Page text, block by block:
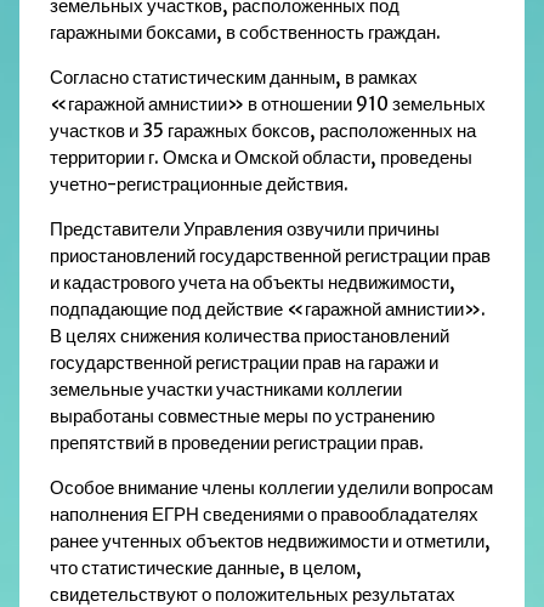
земельных участков, расположенных под
гаражными боксами, в собственность граждан.
Согласно статистическим данным, в рамках
«гаражной амнистии» в отношении 910 земельных
участков и 35 гаражных боксов, расположенных на
территории г. Омска и Омской области, проведены
учетно-регистрационные действия.
Представители Управления озвучили причины
приостановлений государственной регистрации прав
и кадастрового учета на объекты недвижимости,
подпадающие под действие «гаражной амнистии».
В целях снижения количества приостановлений
государственной регистрации прав на гаражи и
земельные участки участниками коллегии
выработаны совместные меры по устранению
препятствий в проведении регистрации прав.
Особое внимание члены коллегии уделили вопросам
наполнения ЕГРН сведениями о правообладателях
ранее учтенных объектов недвижимости и отметили,
что статистические данные, в целом,
свидетельствуют о положительных результатах